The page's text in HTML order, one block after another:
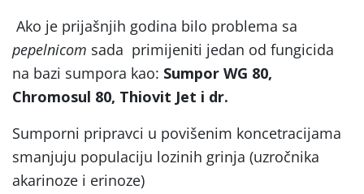
Ako je prijašnjih godina bilo problema sa
pepelnicom sada primijeniti jedan od fungicida
na bazi sumpora kao: Sumpor WG 80,
Chromosul 80, Thiovit Jet i dr.
Sumporni pripravci u povišenim koncetracijama
smanjuju populaciju lozinih grinja (uzročnika
akarinoze i erinoze)